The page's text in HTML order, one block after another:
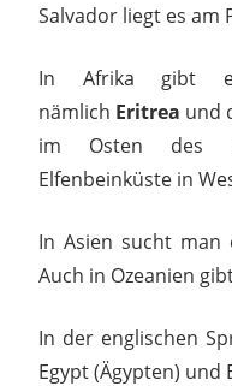
Salvador liegt es am
In Afrika gibt
nämlich Eritrea und
im Osten des
Elfenbeinküste in
In Asien sucht man
Auch in Ozeanien
In der englischen
Egypt (Ägypten) und